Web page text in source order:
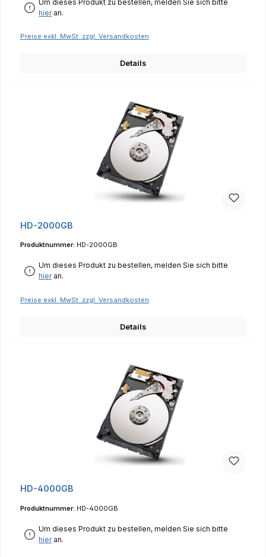
Um dieses Produkt zu bestellen, melden Sie sich bitte
hieran.
Preise exkl. MwSt. zzgl. Versandkosten
Details
HD-2000GB
Produktnummer: HD-2000GB
Um dieses Produkt zu bestellen, melden Sie sich bitte
hieran.
Preise exkl. MwSt. zzgl. Versandkosten
Details
HD-4000GB
Produktnummer: HD-4000GB
Um dieses Produkt zu bestellen, melden Sie sich bitte
hieran.